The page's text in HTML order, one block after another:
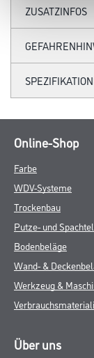
ZUSATZINFOS
Online-Shop
Farbe
WDV-Systeme
Trockenbau
Putze- und
Bodenbeläge
Wand- &
Werkzeug &
Über uns